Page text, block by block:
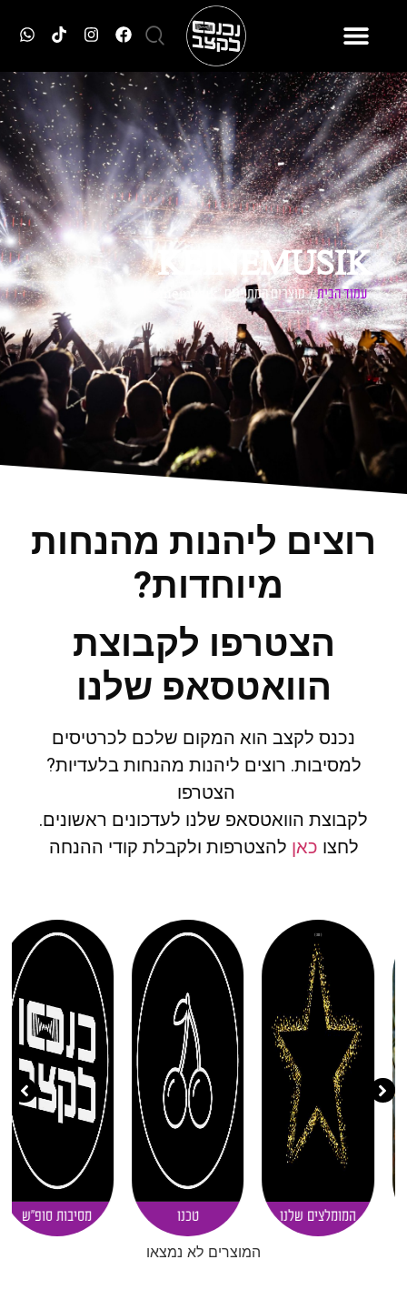
KEINEMUSIK
עמוד הבית/ מוצרים המתויגים “keinemusik”
רוצים ליהנות מהנחות
מיוחדות?
הצטרפו לקבוצת
הוואטסאפ שלנו
נכנס לקצב הוא המקום שלכם לכרטיסים
למסיבות. רוצים ליהנות מהנחות בלעדיות?
הצטרפו
לקבוצת הוואטסאפ שלנו לעדכונים ראשונים.
לחצו כאן להצטרפות ולקבלת קודי ההנחה
המומלצים שלנו טכנו מסיבות סופ"ש
המוצרים לא נמצאו